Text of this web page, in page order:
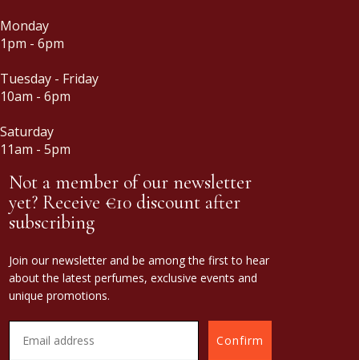
Monday
1pm - 6pm
Tuesday - Friday
10am - 6pm
Saturday
11am - 5pm
Not a member of our newsletter
yet? Receive €10 discount after
subscribing
Join our newsletter and be among the first to hear
about the latest perfumes, exclusive events and
unique promotions.
Confirm